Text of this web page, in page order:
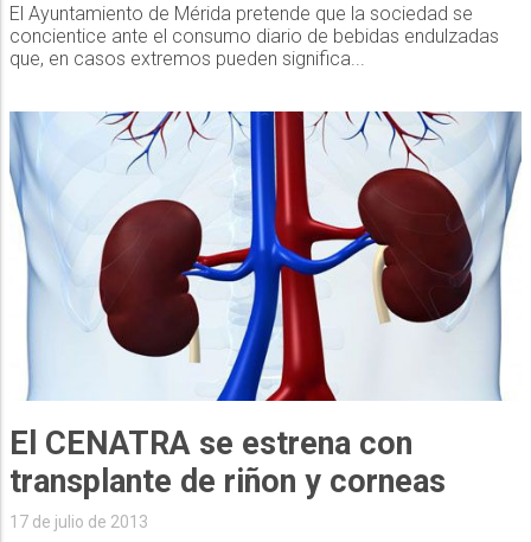
El Ayuntamiento de Mérida pretende que la sociedad se
concientice ante el consumo diario de bebidas endulzadas
que, en casos extremos pueden significa...
El CENATRA se estrena con
transplante de riñon y corneas
17 de julio de 2013